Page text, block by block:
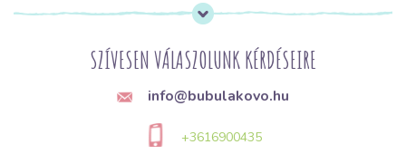
SZÍVESEN VÁLASZOLUNK KÉRDÉSEIRE
info@bubulakovo.hu
+3616900435